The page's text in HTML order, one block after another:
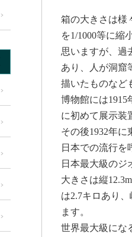
箱の大きさは様
を1/1000等に縮
思いますが、過
あり、人が洞窟
描いたものなど
博物館には1915
に初めて展示装
その後1932年
日本での流行を
日本最大級のジ
大きさは縦
は2.7キロあり
ます。
世界最大級にな